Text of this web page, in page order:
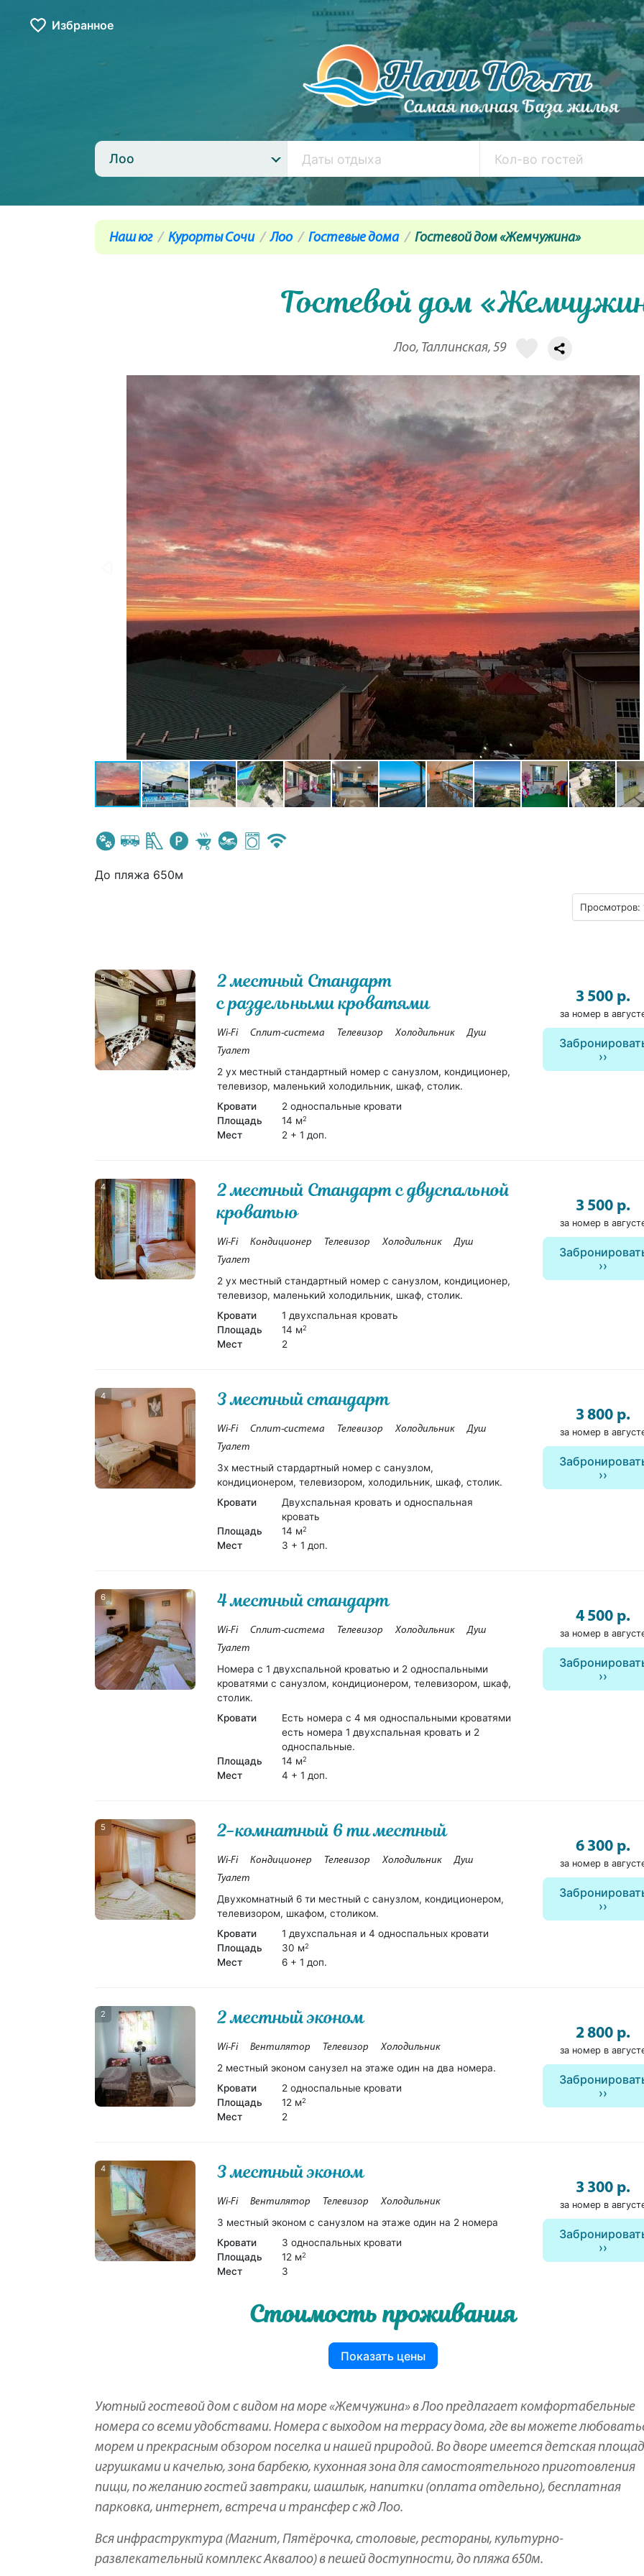
Избранное
Лоо
Наш юг Курорты Сочи Лоо Гостевые дома Гостевой дом «Жемчужина»
Гостевой дом
Лоо, Таллинская, 59
До пляжа 650м
Просмотров:
5
2 местный Стандарт
с раздельными кроватями
Wi-Fi Сплит-система Телевизор Холодильник
Душ
Туалет
2 ух местный стандартный номер с санузлом, кондиционер,
телевизор, маленький холодильник, шкаф, столик.
Кровати
2 односпальные кровати
Площадь
14 м2
Мест 2 + 1 доп.
3 500 р.
за номер в
4
2 местный Стандарт с двуспальной
кроватью
Wi-Fi Кондиционер Телевизор Холодильник
Душ
Туалет
2 ух местный стандартный номер с санузлом, кондиционер,
телевизор, маленький холодильник, шкаф, столик.
Кровати
1 двухспальная кровать
Площадь
14 м2
Мест 2
3 500 р.
за номер в
4 3 местный стандарт
Wi-Fi Сплит-система Телевизор Холодильник
Душ
Туалет
3х местный стардартный номер с санузлом,
кондиционером, телевизором, холодильник, шкаф, столик.
Кровати
Двухспальная кровать и односпальная
кровать
Площадь
14 м2
Мест 3 + 1 доп.
3 800 р.
за номер в
6 4 местный стандарт
Wi-Fi Сплит-система Телевизор Холодильник
Душ
Туалет
Номера с 1 двухспальной кроватью и 2 односпальными
кроватями с санузлом, кондиционером, телевизором, шкаф,
столик.
Кровати
Есть номера с 4 мя односпальными кроватями
есть номера 1 двухспальная кровать и 2
односпальные.
Площадь
14 м2
Мест 4 + 1 доп.
4 500 р.
за номер в
5 2-комнатный 6 ти местный
Wi-Fi Кондиционер Телевизор Холодильник
Душ
Туалет
Двухкомнатный 6 ти местный с санузлом, кондиционером,
телевизором, шкафом, столиком.
Кровати
1 двухспальная и 4 односпальных кровати
Площадь
30 м2
Мест 6 + 1 доп.
6 300 р.
за номер в
2 2 местный эконом
Wi-Fi Вентилятор Телевизор Холодильник
2 местный эконом санузел на этаже один на два номера.
Кровати
2 односпальные кровати
Площадь
12 м2
Мест 2
2 800 р.
за номер в
4 3 местный эконом
Wi-Fi Вентилятор Телевизор Холодильник
3 местный эконом с санузлом на этаже один на 2 номера
Кровати
3 односпальных кровати
Площадь
12 м2
Мест 3
3 300 р.
за номер в
Стоимость проживания
Показать цены
Уютный гостевой дом с видом на море «Жемчужина» в Лоо предлагает комфортабельные
номера со всеми удобствами. Номера с выходом на террасу дома, где вы можете
морем и прекрасным обзором поселка и нашей природой. Во дворе имеется детская
игрушками и качелью, зона барбекю, кухонная зона для самостоятельного приготовления
пищи, по желанию гостей завтраки, шашлык, напитки (оплата отдельно), бесплатная
парковка, интернет, встреча и трансфер с жд Лоо.
Вся инфраструктура (Магнит, Пятёрочка, столовые, рестораны, культурно-
развлекательный комплекс Аквалоо) в пешей доступности, до пляжа 650м.